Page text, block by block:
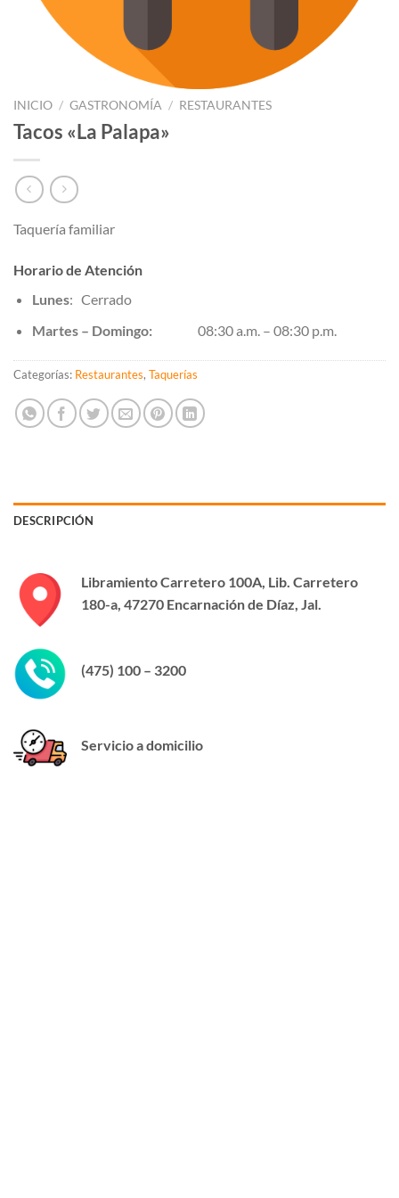
INICIO / GASTRONOMÍA / RESTAURANTES
Tacos «La Palapa»
Taquería familiar
Horario de Atención
Lunes: Cerrado
Martes – Domingo: 08:30 a.m. – 08:30 p.m.
Categorías: Restaurantes, Taquerías
DESCRIPCIÓN
Libramiento Carretero 100A, Lib. Carretero
180-a, 47270 Encarnación de Díaz, Jal.
(475) 100 – 3200
Servicio a domicilio